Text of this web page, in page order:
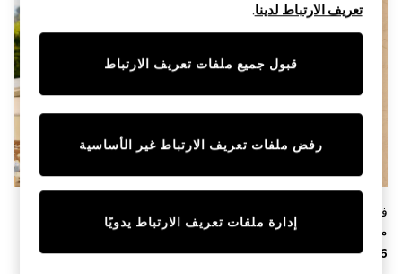
Sunglasses
Boys' Holiday Shop
Boys' Travel Styles
Sunset Styles
Occasionwear
Linen Collection
Shirts
Swimwear
Shorts
Sandals & Clogs
فستان قصير كروشيه محبوك بنمط
مخطّط متعرِّج بياقة حرف V من
Love & Roses
فستان قصير بحمَّالات عريضة
ولمسة من الكتان من Lipsy
تعريف الارتباط لدينا.
قبول جميع ملفات تعريف الارتباط
رفض ملفات تعريف الارتباط غير الأساسية
إدارة ملفات تعريف الارتباط يدويًا